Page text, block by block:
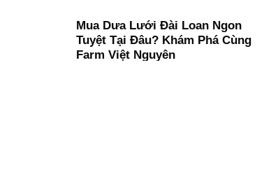
Mua Dưa Lưới Đài Loan Ngon
Tuyệt Tại Đâu? Khám Phá Cùng
Farm Việt Nguyên